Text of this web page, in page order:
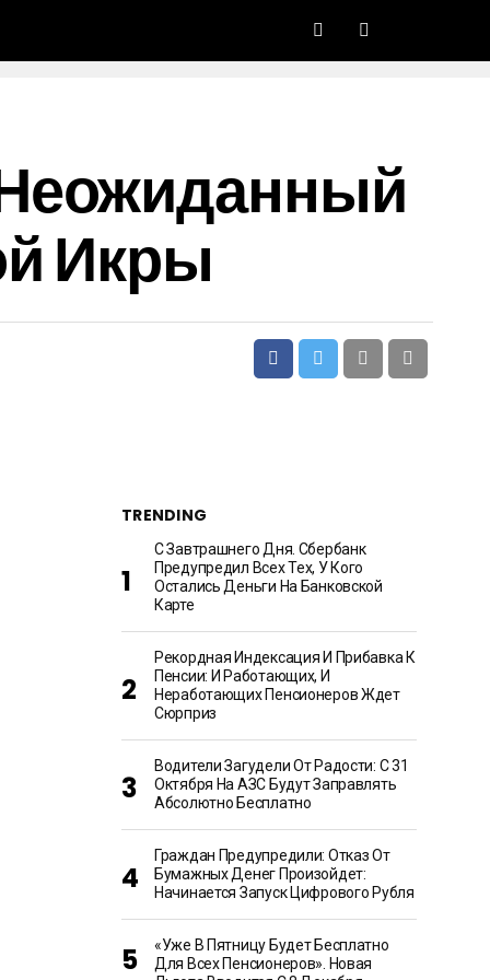
Икры
TRENDING
С Завтрашнего Дня. Сбербанк
Предупредил Всех Тех, У Кого
Остались Деньги На Банковской
Карте
Рекордная Индексация И Прибавка К
Пенсии: И Работающих, И
Неработающих Пенсионеров Ждет
Сюрприз
Водители Загудели От Радости: С 31
Октября На АЗС Будут Заправлять
Абсолютно Бесплатно
Граждан Предупредили: Отказ От
Бумажных Денег Произойдет:
Начинается Запуск Цифрового Рубля
«Уже В Пятницу Будет Бесплатно
Для Всех Пенсионеров». Новая